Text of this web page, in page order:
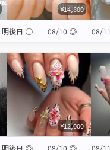
¥14,800
明後日 ◯ 08/10 ◎ 08/11
¥12,000